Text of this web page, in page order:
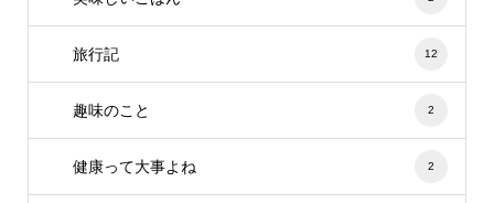
旅行記 12
趣味のこと 2
健康って大事よね 2